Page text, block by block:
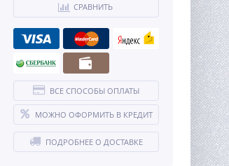
СРАВНИТЬ
ВСЕ СПОСОБЫ ОПЛАТЫ
МОЖНО ОФОРМИТЬ В КРЕДИТ
ПОДРОБНЕЕ О ДОСТАВКЕ